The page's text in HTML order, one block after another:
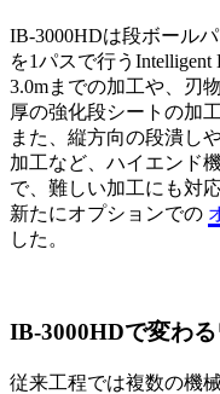
IB-3000HDは段ボール
を1パスで行う
3.0mまでの加工や、刃
厚の強化段シートの加
また、縦方向の段潰し
加工など、ハイエンド
で、難しい加工にも対応
新たにオプションでの
した。
IB-3000HDで変わ
従来工程では複数の機